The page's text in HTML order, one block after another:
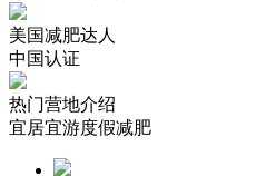
美国减肥达人
中国认证
热门营地介绍
宜居宜游度假减肥